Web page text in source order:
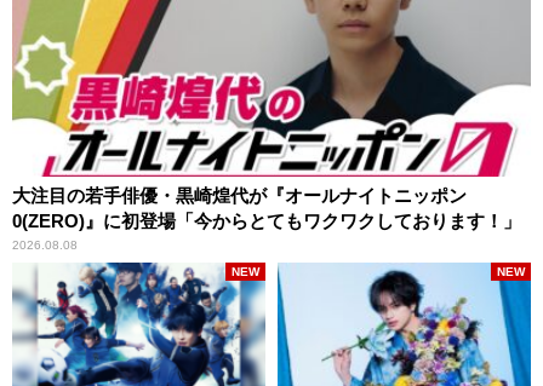
大注目の若手俳優・黒崎煌代が『オールナイトニッポン
0(ZERO)』に初登場「今からとてもワクワクしております！」
2026.08.08
NEW NEW